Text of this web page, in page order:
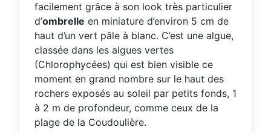
facilement grâce à son look très particulier
d’ombrelle en miniature d’environ 5 cm de
haut d’un vert pâle à blanc. C’est une algue,
classée dans les algues vertes
(Chlorophycées) qui est bien visible ce
moment en grand nombre sur le haut des
rochers exposés au soleil par petits fonds, 1
à 2 m de profondeur, comme ceux de la
plage de la Coudoulière.